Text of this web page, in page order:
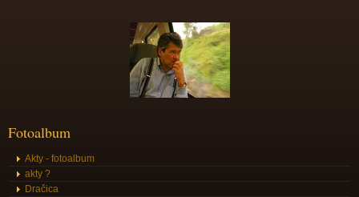
Fotoalbum
Akty - fotoalbum
akty ?
Dračica